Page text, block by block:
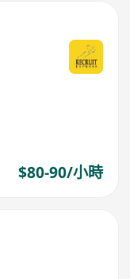
$80-90/小時